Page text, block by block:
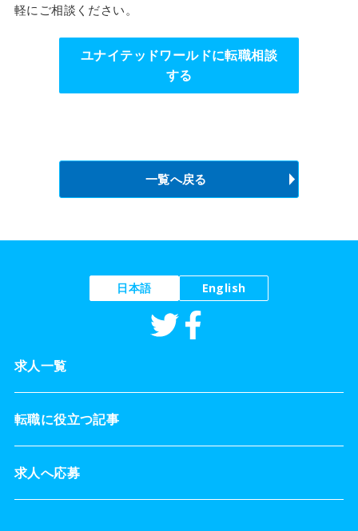
軽にご相談ください。
ユナイテッドワールドに転職相談
する
一覧へ戻る
日本語 English
求人一覧
転職に役立つ記事
求人へ応募